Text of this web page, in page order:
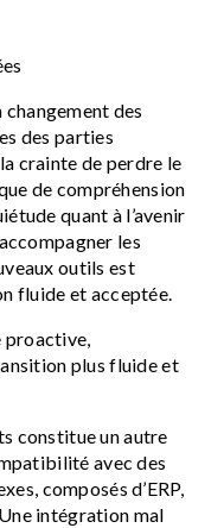
des
des parties
crainte de perdre le
de compréhension
quant à l’avenir
les
outils est
fluide et acceptée.
proactive,
plus fluide et
constitue un autre
avec des
composés d’ERP,
intégration mal